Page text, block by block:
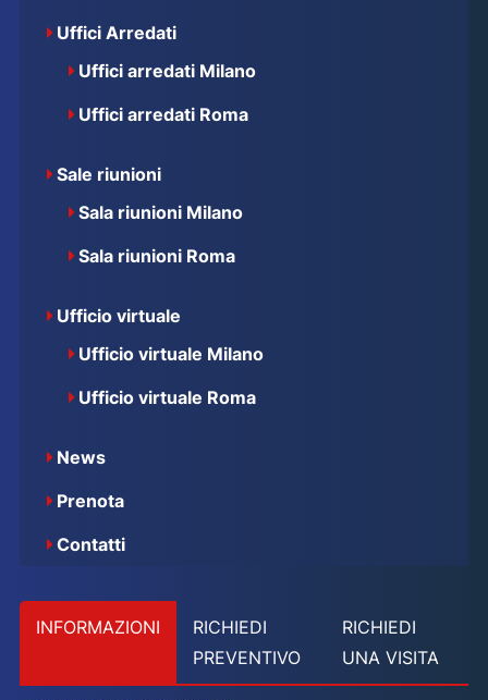
Uffici Arredati
Uffici arredati Milano
Uffici arredati Roma
Sale riunioni
Sala riunioni Milano
Sala riunioni Roma
Ufficio virtuale
Ufficio virtuale Milano
Ufficio virtuale Roma
News
Prenota
Contatti
INFORMAZIONI
RICHIEDI
PREVENTIVO
RICHIEDI
UNA VISITA